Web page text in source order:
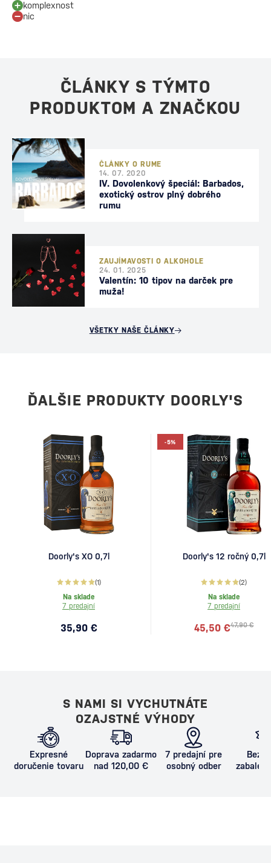
komplexnost
nic
ČLÁNKY S TÝMTO
PRODUKTOM A ZNAČKOU
ČLÁNKY O RUME
14. 07. 2020
IV. Dovolenkový špeciál: Barbados,
exotický ostrov plný dobrého
rumu
ZAUJÍMAVOSTI O ALKOHOLE
24. 01. 2025
Valentín: 10 tipov na darček pre
muža!
VŠETKY NAŠE ČLÁNKY
ĎALŠIE PRODUKTY DOORLY'S
Doorly's XO 0,7l
(1)
Na sklade
7 predajní
35,90 €
-5%
Doorly's 12 ročný 0,7l
(2)
Na sklade
7 predajní
47,90 €
45,50 €
S NAMI SI VYCHUTNÁTE
OZAJSTNÉ VÝHODY
Expresné
doručenie tovaru
Doprava zadarmo
nad 120,00 €
7 predajní pre
osobný odber